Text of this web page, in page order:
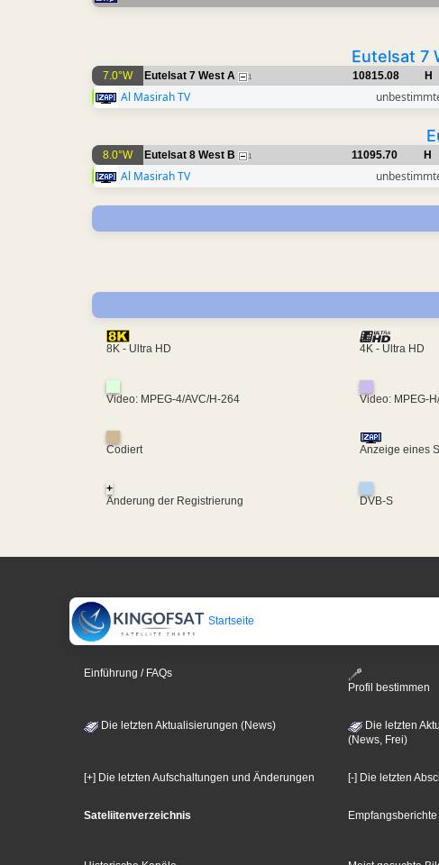
Eutelsat 7
7.0°W Eutelsat 7 West A 1 10815.08 H
Al Masirah TV
8.0°W Eutelsat 8 West B 1 11095.70 H
Al Masirah TV
8K - Ultra HD 4K - Ultra HD
Video: MPEG-4/AVC/H-264 Video: MPEG-
Codiert Anzeige eines
+
Änderung der Registrierung
DVB-S
Startseite
Einführung / FAQs
Profil bestimmen
Die letzten Aktualisierungen (News)
Die letzten
(News, Frei)
[+] Die letzten Aufschaltungen und Änderungen [-] Die letzten
Sateliitenverzeichnis Empfangsberichte